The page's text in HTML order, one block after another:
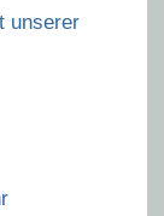
unserer